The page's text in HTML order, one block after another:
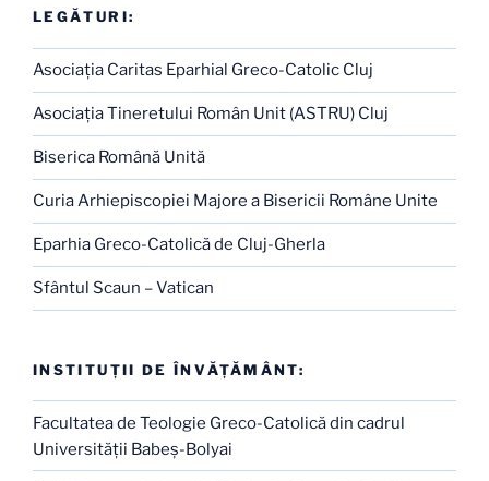
LEGĂTURI:
Asociaţia Caritas Eparhial Greco-Catolic Cluj
Asociaţia Tineretului Român Unit (ASTRU) Cluj
Biserica Română Unită
Curia Arhiepiscopiei Majore a Bisericii Române Unite
Eparhia Greco-Catolică de Cluj-Gherla
Sfântul Scaun – Vatican
INSTITUŢII DE ÎNVĂŢĂMÂNT:
Facultatea de Teologie Greco-Catolică din cadrul
Universităţii Babeş-Bolyai